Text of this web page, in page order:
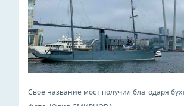
Свое название мост получил благодаря